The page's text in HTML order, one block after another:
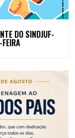
DO SINDJUF-